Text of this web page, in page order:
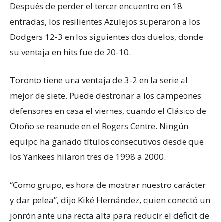
Después de perder el tercer encuentro en 18
entradas, los resilientes Azulejos superaron a los
Dodgers 12-3 en los siguientes dos duelos, donde
su ventaja en hits fue de 20-10.
Toronto tiene una ventaja de 3-2 en la serie al
mejor de siete. Puede destronar a los campeones
defensores en casa el viernes, cuando el Clásico de
Otoño se reanude en el Rogers Centre. Ningún
equipo ha ganado títulos consecutivos desde que
los Yankees hilaron tres de 1998 a 2000.
“Como grupo, es hora de mostrar nuestro carácter
y dar pelea”, dijo Kiké Hernández, quien conectó un
jonrón ante una recta alta para reducir el déficit de